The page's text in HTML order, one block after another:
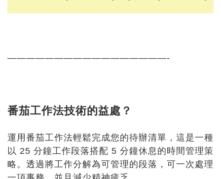
—————————————————-
番茄工作法技術的益處？
運用番茄工作法輕鬆完成您的待辦清單，這是一種
以 25 分鐘工作段落搭配 5 分鐘休息的時間管理策
略。透過將工作分解為可管理的段落，可一次處理